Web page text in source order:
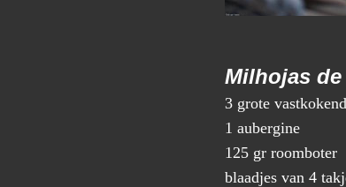
Milhojas
3 grote
1 aubergine
125 gr roomboter
blaadjes van 4